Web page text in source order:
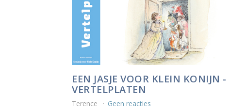
EEN JASJE VOOR KLEIN KONIJN -
VERTELPLATEN
Terence Geen reacties